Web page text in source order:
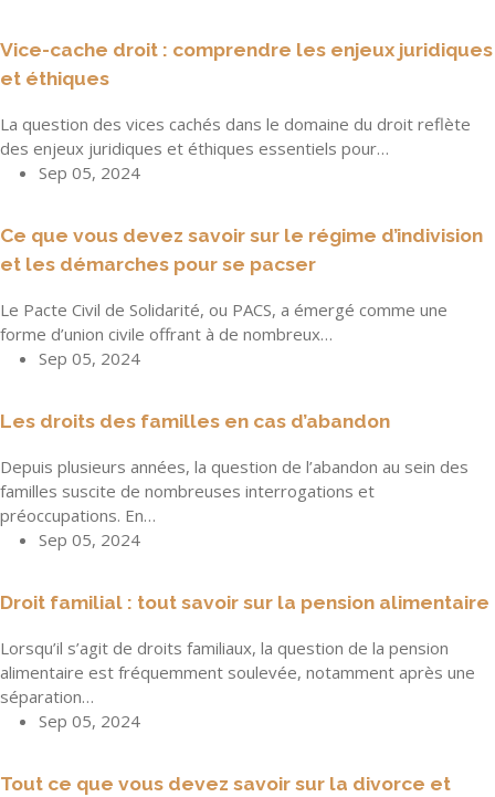
Vice-cache droit : comprendre les enjeux juridiques
et éthiques
La question des vices cachés dans le domaine du droit reflète
des enjeux juridiques et éthiques essentiels pour…
Sep 05, 2024
Ce que vous devez savoir sur le régime d’indivision
et les démarches pour se pacser
Le Pacte Civil de Solidarité, ou PACS, a émergé comme une
forme d’union civile offrant à de nombreux…
Sep 05, 2024
Les droits des familles en cas d’abandon
Depuis plusieurs années, la question de l’abandon au sein des
familles suscite de nombreuses interrogations et
préoccupations. En…
Sep 05, 2024
Droit familial : tout savoir sur la pension alimentaire
Lorsqu’il s’agit de droits familiaux, la question de la pension
alimentaire est fréquemment soulevée, notamment après une
séparation…
Sep 05, 2024
Tout ce que vous devez savoir sur la divorce et